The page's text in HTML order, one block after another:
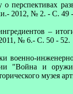
перспективах
2012, № 2. - С. 49
–
№ 6.- C. 50 - 52.
военно-
"Война и
музея